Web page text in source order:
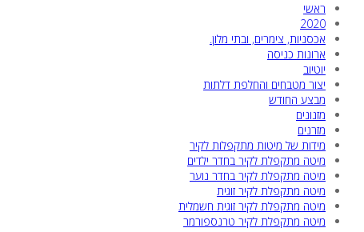
ראשי
2020
אכסניות, צימרים, ובתי מלון.
ארונות כניסה
יוטיוב
יצור מטבחים והחלפת דלתות
מבצע החודש
מזנונים
מזרנים
מידות של מיטות מתקפלות לקיר
מיטה מתקפלת לקיר בחדר ילדים
מיטה מתקפלת לקיר בחדר נוער
מיטה מתקפלת לקיר זוגית
מיטה מתקפלת לקיר זוגית חשמלית
מיטה מתקפלת לקיר טרנספורמר